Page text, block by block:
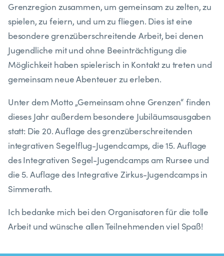
Grenzregion zusammen, um gemeinsam zu zelten, zu
spielen, zu feiern, und um zu fliegen. Dies ist eine
besondere grenzüberschreitende Arbeit, bei denen
Jugendliche mit und ohne Beeinträchtigung die
Möglichkeit haben spielerisch in Kontakt zu treten und
gemeinsam neue Abenteuer zu erleben.
Unter dem Motto „Gemeinsam ohne Grenzen“ finden
dieses Jahr außerdem besondere Jubiläumsausgaben
statt: Die 20. Auflage des grenzüberschreitenden
integrativen Segelflug-Jugendcamps, die 15. Auflage
des Integrativen Segel-Jugendcamps am Rursee und
die 5. Auflage des Integrative Zirkus-Jugendcamps in
Simmerath.
Ich bedanke mich bei den Organisatoren für die tolle
Arbeit und wünsche allen Teilnehmenden viel Spaß!